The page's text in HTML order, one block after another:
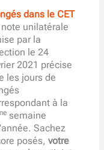
dans le CET
note unilatérale
par la
le 24
2021 précise
les jours de
à la
semaine
Sachez
posés,votre